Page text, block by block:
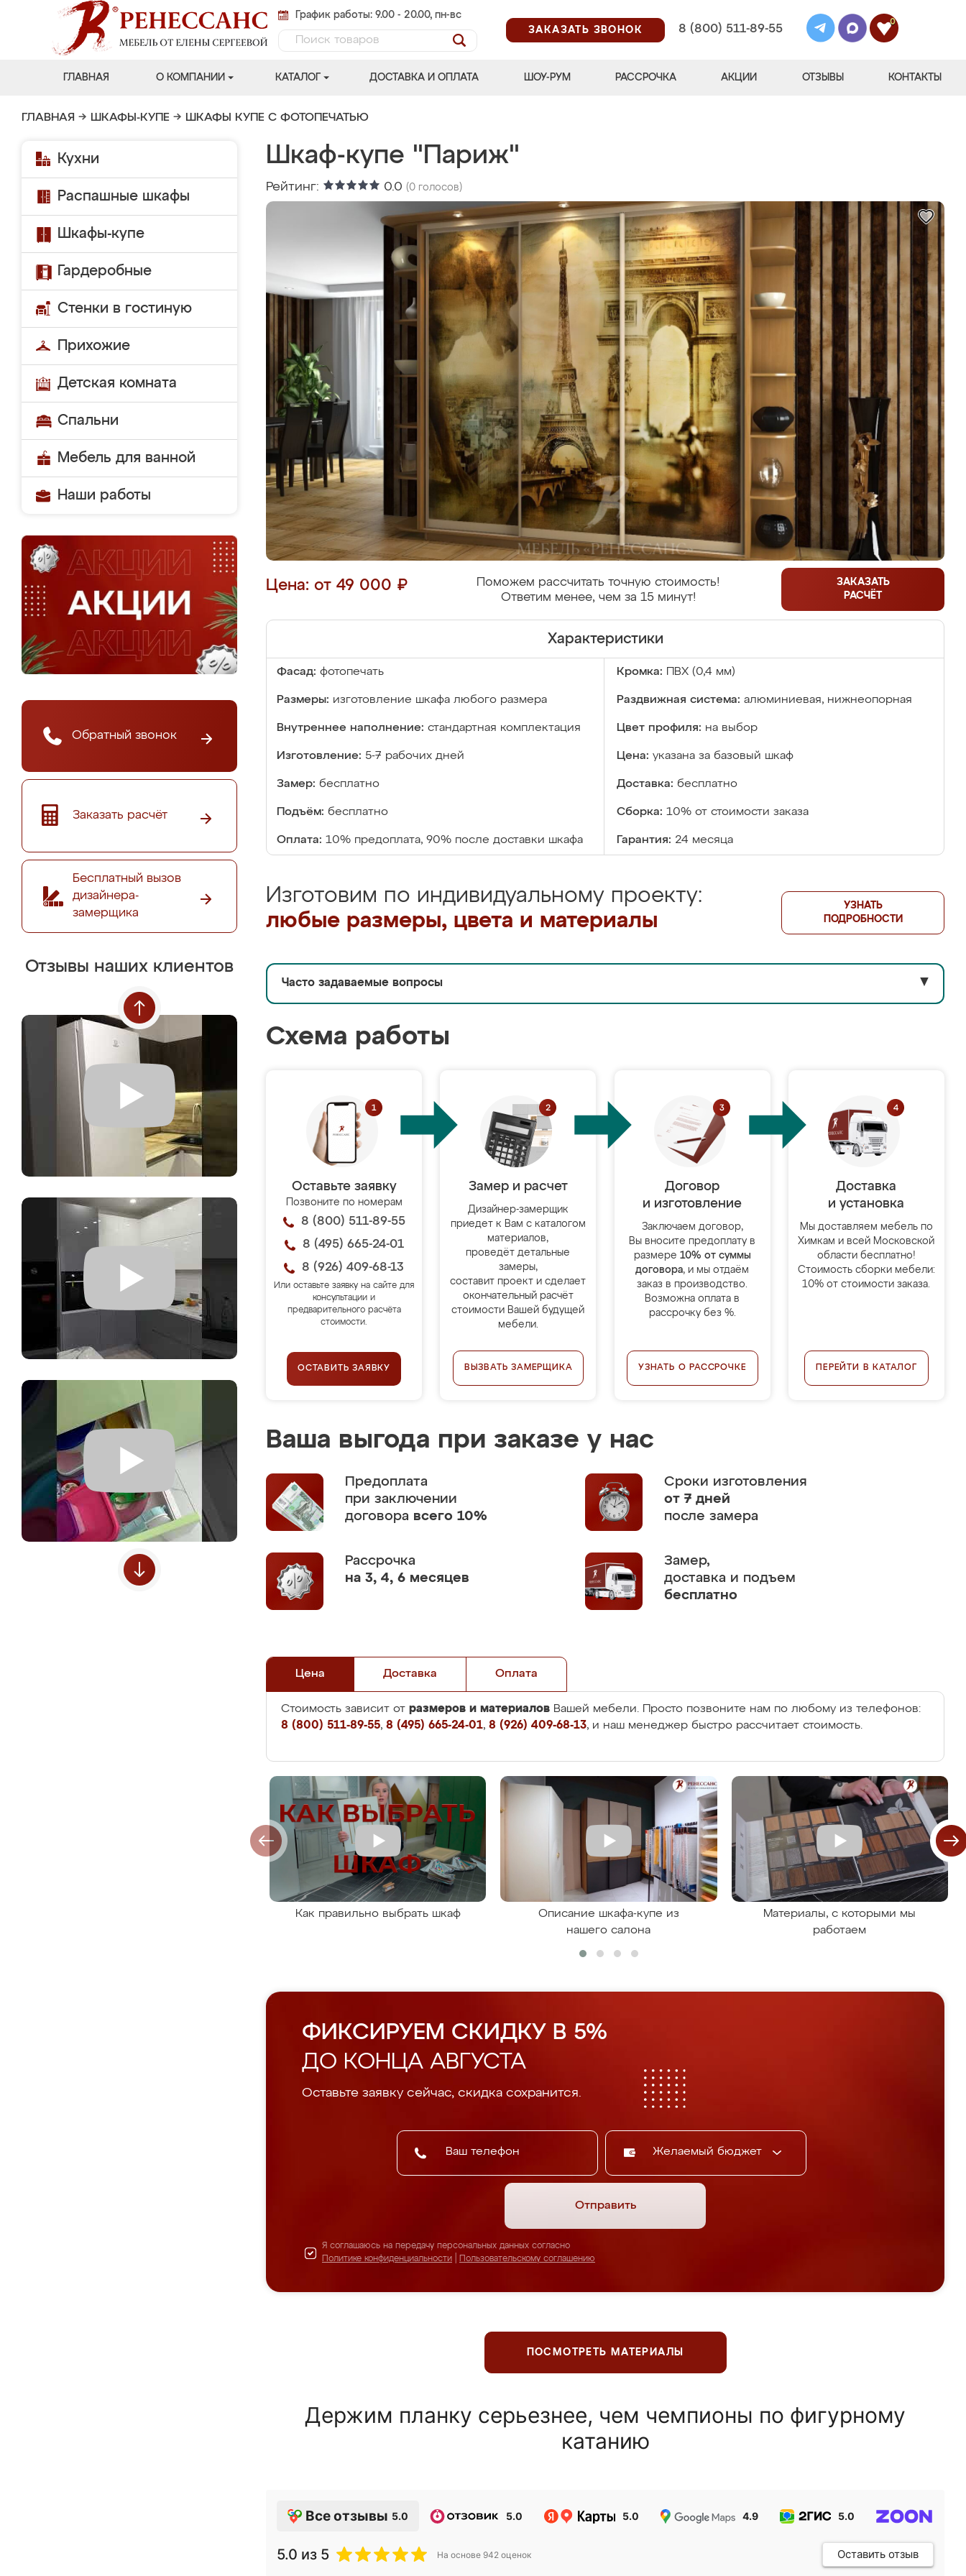
График работы: 9.00 - 20.00, пн-вс
ЗАКАЗАТЬ ЗВОНОК
8 (800) 511-89-55
0
ГЛАВНАЯ О КОМПАНИИ КАТАЛОГ ДОСТАВКА И ОПЛАТА ШОУ-РУМ РАССРОЧКА АКЦИИ ОТЗЫВЫ КОНТАКТЫ
ГЛАВНАЯ → ШКАФЫ-КУПЕ → ШКАФЫ КУПЕ С ФОТОПЕЧАТЬЮ
Кухни
Распашные шкафы
Шкафы-купе
Гардеробные
Стенки в гостиную
Прихожие
Детская комната
Спальни
Мебель для ванной
Наши работы
Обратный звонок
Заказать расчёт
Бесплатный вызов
дизайнера-
замерщика
Отзывы наших клиентов
Шкаф-купе "Париж"
Рейтинг: 0.0 (0 голосов)
Цена: от 49 000 ₽
Поможем рассчитать точную стоимость!
Ответим менее, чем за 15 минут!
ЗАКАЗАТЬ
РАСЧЁТ
Характеристики
Фасад: фотопечать Кромка: ПВХ (0,4 мм)
Размеры: изготовление шкафа любого размера Раздвижная система: алюминиевая, нижнеопорная
Внутреннее наполнение: стандартная комплектация Цвет профиля: на выбор
Изготовление: 5-7 рабочих дней Цена: указана за базовый шкаф
Замер: бесплатно Доставка: бесплатно
Подъём: бесплатно Сборка: 10% от стоимости заказа
Оплата: 10% предоплата, 90% после доставки шкафа Гарантия: 24 месяца
Изготовим по индивидуальному проекту:
любые размеры, цвета и материалы
УЗНАТЬ
ПОДРОБНОСТИ
Часто задаваемые вопросы ▼
Схема работы
Оставьте заявку
Позвоните по номерам
8 (800) 511-89-55
8 (495) 665-24-01
8 (926) 409-68-13
Или оставьте заявку на сайте для
консультации и
предварительного расчёта
стоимости.
ОСТАВИТЬ ЗАЯВКУ
Замер и расчет
Дизайнер-замерщик
приедет к Вам с каталогом
материалов,
проведёт детальные
замеры,
составит проект и сделает
окончательный расчёт
стоимости Вашей будущей
мебели.
ВЫЗВАТЬ ЗАМЕРЩИКА
Договор
и изготовление
Заключаем договор,
Вы вносите предоплату в
размере 10% от суммы
договора, и мы отдаём
заказ в производство.
Возможна оплата в
рассрочку без %.
УЗНАТЬ О РАССРОЧКЕ
Доставка
и установка
Мы доставляем мебель по
Химкам и всей Московской
области бесплатно!
Стоимость сборки мебели:
10% от стоимости заказа.
ПЕРЕЙТИ В КАТАЛОГ
Ваша выгода при заказе у нас
Предоплата
при заключении
договора всего 10%
Сроки изготовления
от 7 дней
после замера
Рассрочка
на 3, 4, 6 месяцев
Замер,
доставка и подъем
бесплатно
Цена Доставка Оплата
Стоимость зависит от размеров и материалов Вашей мебели. Просто позвоните нам по любому из телефонов:
8 (800) 511-89-55, 8 (495) 665-24-01, 8 (926) 409-68-13, и наш менеджер быстро рассчитает стоимость.
Как правильно выбрать шкаф
Описание шкафа-купе из
нашего салона
Материалы, с которыми мы
работаем
ФИКСИРУЕМ СКИДКУ В 5%
ДО КОНЦА АВГУСТА
Оставьте заявку сейчас, скидка сохранится.
Желаемый бюджет
Отправить
Я соглашаюсь на передачу персональных данных согласно
Политике конфиденциальности
Пользовательскому соглашению
ПОСМОТРЕТЬ МАТЕРИАЛЫ
Держим планку серьезнее, чем чемпионы по фигурному
катанию
Все отзывы 5.0 5.0 5.0 4.9 5.0
5.0 из 5 На основе 942 оценок Оставить отзыв